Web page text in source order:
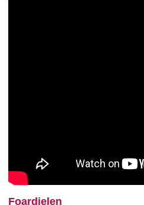
Foardielen